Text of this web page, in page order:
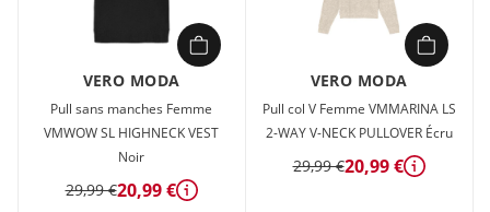
VERO MODA
Pull sans manches Femme
VMWOW SL HIGHNECK VEST
Noir
29,99 €20,99 € Détails
VERO MODA
Pull col V Femme VMMARINA LS
2-WAY V-NECK PULLOVER Écru
29,99 €20,99 € Détails